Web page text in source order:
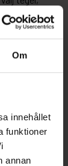
Om
innehållet
funktioner
annan
Du
ditt 3D-